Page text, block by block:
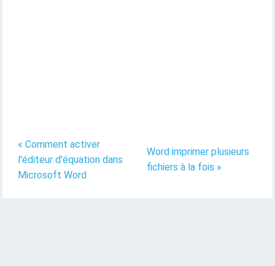
« Comment activer
l'éditeur d'équation dans
Microsoft Word
Word imprimer plusieurs
fichiers à la fois »